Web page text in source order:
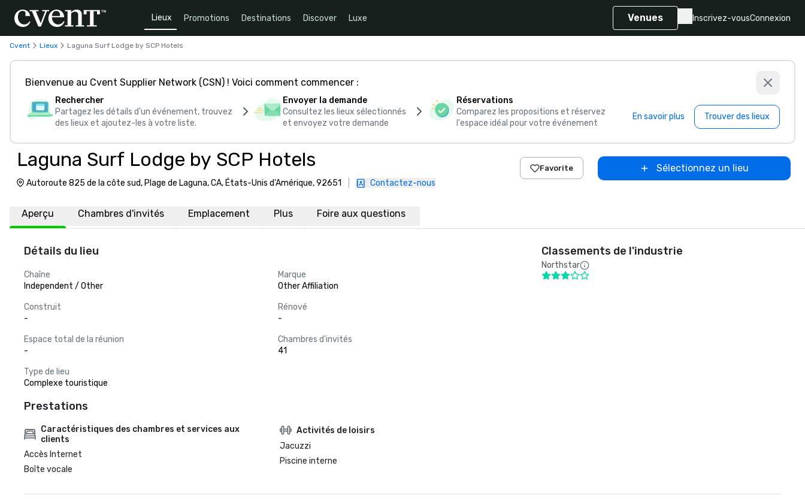
Lieux Promotions Destinations Discover Luxe Venues Inscrivez-vousConnexion
Cvent Lieux Laguna Surf Lodge by SCP Hotels
Bienvenue au Cvent Supplier Network (CSN) ! Voici comment commencer :
Rechercher
Partagez les détails d'un événement, trouvez
des lieux et ajoutez-les à votre liste.
Envoyer la demande
Consultez les lieux sélectionnés
et envoyez votre demande
Réservations
Comparez les propositions et réservez
l'espace idéal pour votre événement
En savoir plus Trouver des lieux
Laguna Surf Lodge by SCP Hotels
Autoroute 825 de la côte sud, Plage de Laguna, CA, États-Unis d'Amérique, 92651 Contactez-nous
Favorite Sélectionnez un lieu
Aperçu Chambres d'invités Emplacement Plus Foire aux questions
Détails du lieu
Chaîne
Independent / Other
Marque
Other Affiliation
Construit
-
Rénové
-
Espace total de la réunion
-
Chambres d'invités
41
Type de lieu
Complexe touristique
Classements de l'industrie
Northstar
Prestations
Caractéristiques des chambres et services aux
clients
Accès Internet
Boîte vocale
Activités de loisirs
Jacuzzi
Piscine interne